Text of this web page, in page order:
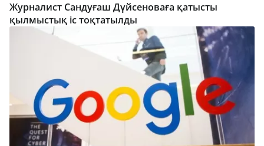
Журналист Сандуғаш Дүйсеноваға қатысты
қылмыстық іс тоқтатылды